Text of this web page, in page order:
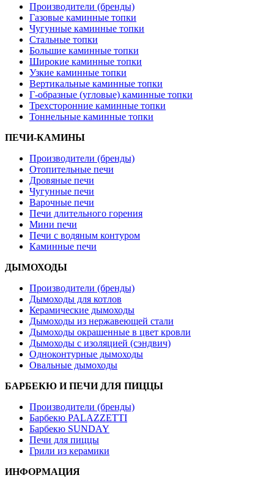
Производители (бренды)
Газовые каминные топки
Чугунные каминные топки
Стальные топки
Большие каминные топки
Широкие каминные топки
Узкие каминные топки
Вертикальные каминные топки
Г-образные (угловые) каминные топки
Трехсторонние каминные топки
Тоннельные каминные топки
ПЕЧИ-КАМИНЫ
Производители (бренды)
Отопительные печи
Дровяные печи
Чугунные печи
Варочные печи
Печи длительного горения
Мини печи
Печи с водяным контуром
Каминные печи
ДЫМОХОДЫ
Производители (бренды)
Дымоходы для котлов
Керамические дымоходы
Дымоходы из нержавеющей стали
Дымоходы окрашенные в цвет кровли
Дымоходы с изоляцией (сэндвич)
Одноконтурные дымоходы
Овальные дымоходы
БАРБЕКЮ И ПЕЧИ ДЛЯ ПИЦЦЫ
Производители (бренды)
Барбекю PALAZZETTI
Барбекю SUNDAY
Печи для пиццы
Грили из керамики
ИНФОРМАЦИЯ